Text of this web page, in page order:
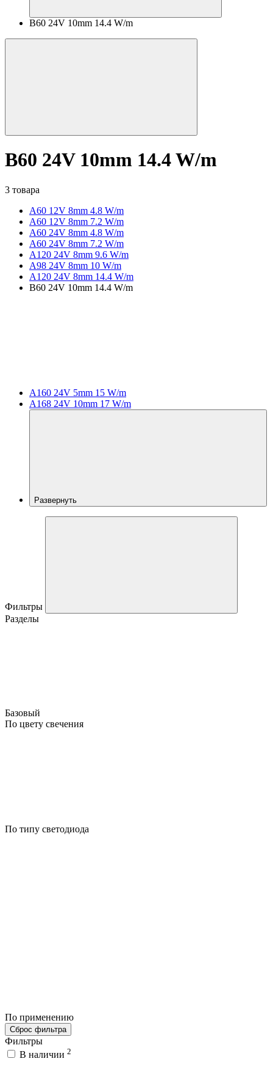
B60 24V 10mm 14.4 W/m
B60 24V 10mm 14.4 W/m
3 товара
A60 12V 8mm 4.8 W/m
A60 12V 8mm 7.2 W/m
A60 24V 8mm 4.8 W/m
A60 24V 8mm 7.2 W/m
A120 24V 8mm 9.6 W/m
A98 24V 8mm 10 W/m
A120 24V 8mm 14.4 W/m
B60 24V 10mm 14.4 W/m
A160 24V 5mm 15 W/m
A168 24V 10mm 17 W/m
Развернуть
Фильтры
Разделы
Базовый
По цвету свечения
По типу светодиода
По применению
Сброс фильтра
Фильтры
В наличии 2